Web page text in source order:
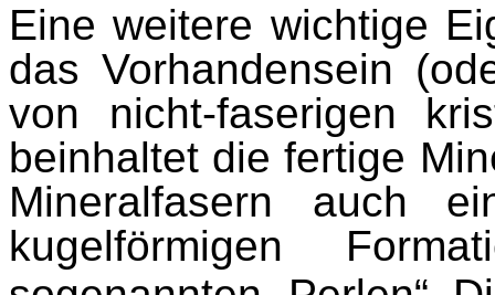
Eine weitere wichtige
das Vorhandensein
von nicht-faserigen
beinhaltet die fertige
Mineralfasern auch
kugelförmigen